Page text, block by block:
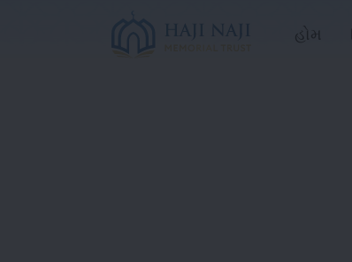
હોમ